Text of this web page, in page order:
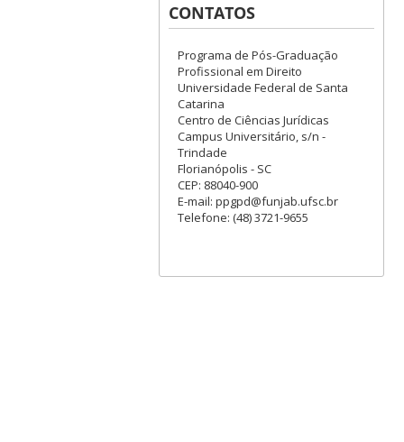
CONTATOS
Programa de Pós-Graduação
Profissional em Direito
Universidade Federal de Santa
Catarina
Centro de Ciências Jurídicas
Campus Universitário, s/n -
Trindade
Florianópolis - SC
CEP: 88040-900
E-mail: ppgpd@funjab.ufsc.br
Telefone: (48) 3721-9655